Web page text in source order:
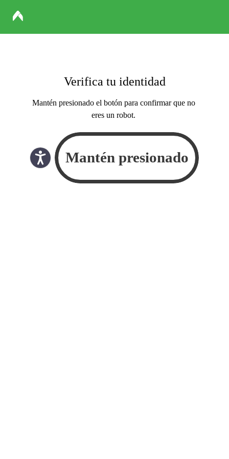
Verifica tu identidad
Mantén presionado el botón para confirmar que no
eres un robot.